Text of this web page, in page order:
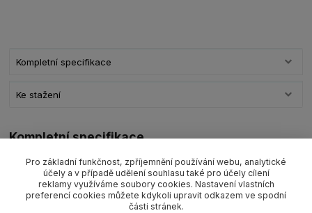
Kompletní specifikace
Ke stažení
Kompletní specifikace
Pás s ocelovými oky plochý textilní s nosností 3000 kg/ délka L
dle výběru, šíře 90 mm,barva žlutá WLL3000 kg, PES typ
BBN3000,dvouvrstvý dle EN 1492-1.
Pro základní funkčnost, zpříjemnění používání webu, analytické
účely a v případě udělení souhlasu také pro účely cílení
reklamy využíváme soubory cookies. Nastavení vlastních
preferencí cookies můžete kdykoli upravit odkazem ve spodní
části stránek.